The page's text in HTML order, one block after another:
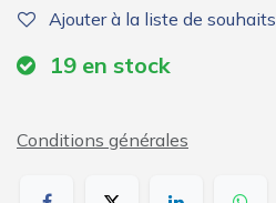
Ajouter à la liste de souhaits
19 en stock
Conditions générales